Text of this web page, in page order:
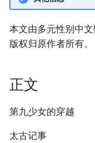
本文由多元性别中
版权归原作者所有。
正文
第九少女的穿越
太古记事